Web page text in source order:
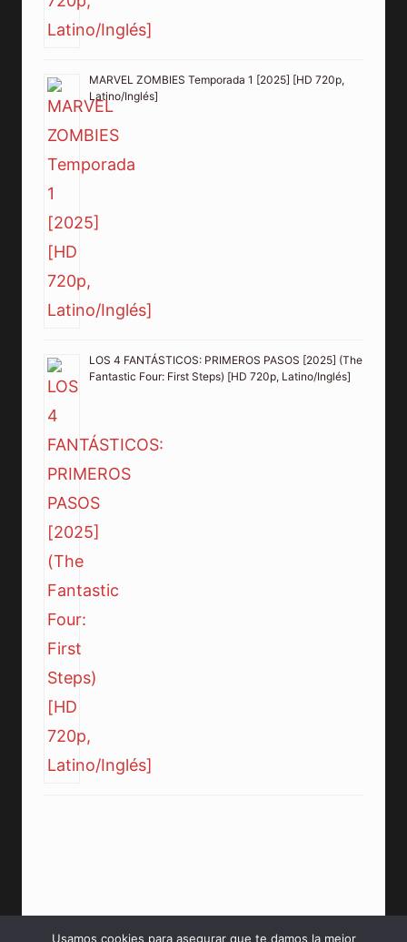
MARVEL ZOMBIES Temporada 1 [2025] [HD 720p,
Latino/Inglés]
LOS 4 FANTÁSTICOS: PRIMEROS PASOS [2025] (The
Fantastic Four: First Steps) [HD 720p, Latino/Inglés]
Usamos cookies para asegurar que te damos la mejor